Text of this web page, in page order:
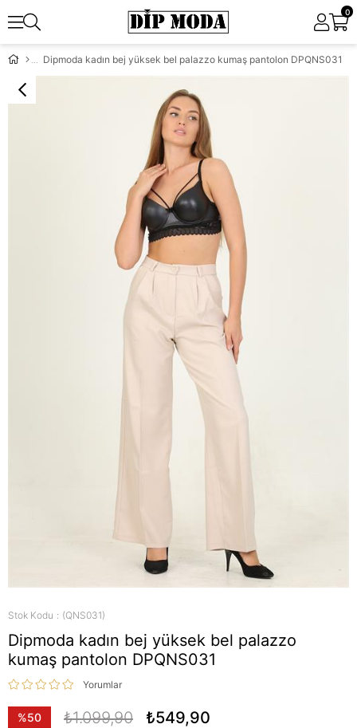
0
Dipmoda kadın bej yüksek bel palazzo kumaş pantolon DPQNS031
Stok Kodu (QNS031)
Dipmoda kadın bej yüksek bel palazzo
kumaş pantolon DPQNS031
Yorumlar
%50
₺1.099,90 ₺549,90